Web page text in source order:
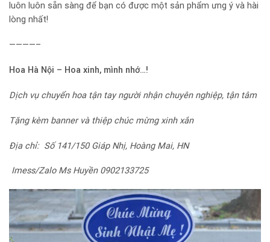
luôn luôn sẵn sàng để bạn có được một sản phẩm ưng ý và hài
lòng nhất!
————–
Hoa Hà Nội – Hoa xinh, mình nhớ…!
Dịch vụ chuyển hoa tận tay người nhận chuyên nghiệp, tận tâm
Tặng kèm banner và thiệp chúc mừng xinh xắn
Địa chỉ: Số 141/150 Giáp Nhị, Hoàng Mai, HN
Imess/Zalo Ms Huyền 0902133725